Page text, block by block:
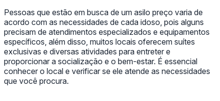
Pessoas que estão em busca de um asilo preço varia de
acordo com as necessidades de cada idoso, pois alguns
precisam de atendimentos especializados e equipamentos
específicos, além disso, muitos locais oferecem suítes
exclusivas e diversas atividades para entreter e
proporcionar a socialização e o bem-estar. É essencial
conhecer o local e verificar se ele atende as necessidades
que você procura.